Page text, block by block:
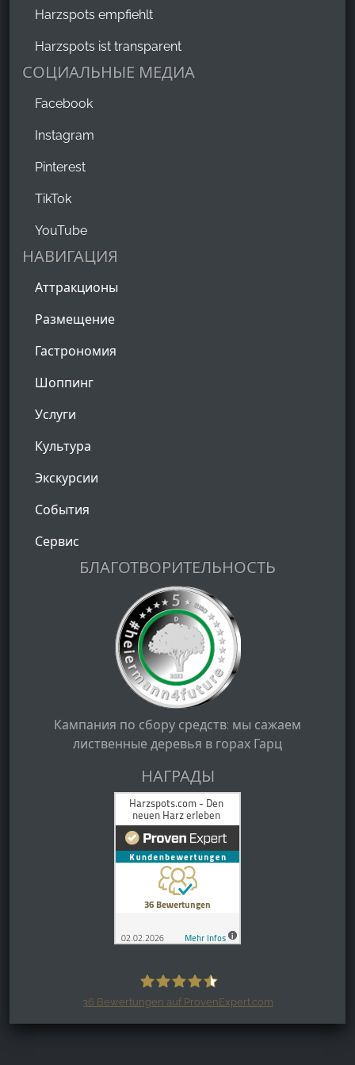
Harzspots empfiehlt
Harzspots ist transparent
СОЦИАЛЬНЫЕ МЕДИА
Facebook
Instagram
Pinterest
TikTok
YouTube
НАВИГАЦИЯ
Аттракционы
Размещение
Гастрономия
Шоппинг
Услуги
Культура
Экскурсии
События
Сервис
БЛАГОТВОРИТЕЛЬНОСТЬ
Кампания по сбору средств: мы сажаем
лиственные деревья в горах Гарц
НАГРАДЫ
36 Bewertungen auf ProvenExpert.com